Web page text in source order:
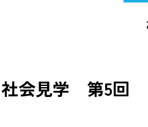
社会見学 第5回